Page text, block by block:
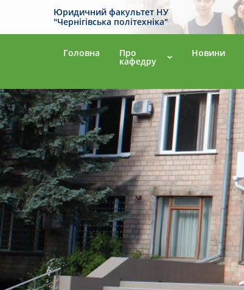
Юридичний факультет НУ
"Чернігівська політехніка"
Головна Про
кафедру
Новини